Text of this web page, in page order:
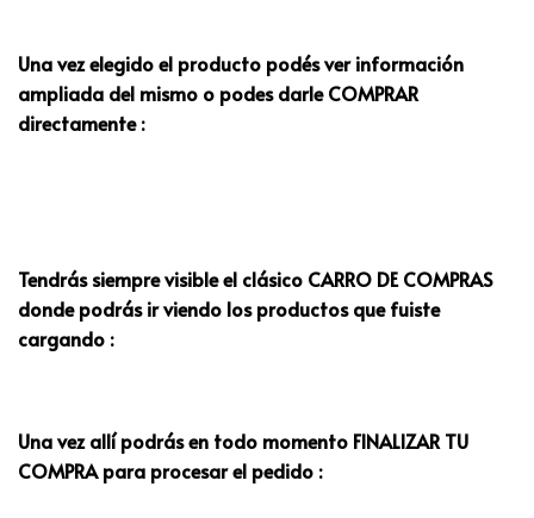
Una vez elegido el producto podés ver información
ampliada del mismo o podes darle COMPRAR
directamente :
Tendrás siempre visible el clásico CARRO DE COMPRAS
donde podrás ir viendo los productos que fuiste
cargando :
Una vez allí podrás en todo momento FINALIZAR TU
COMPRA para procesar el pedido :